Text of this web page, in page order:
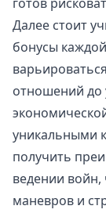
Далее стоит
бонусы
отношений до
уникальными
получить
ведении войн,
маневров и